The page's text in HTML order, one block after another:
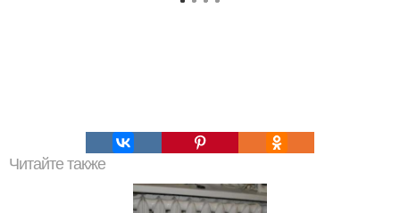
Читайте также